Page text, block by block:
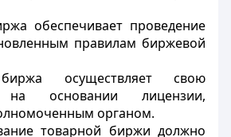
обеспечивает проведение
правилам биржевой
осуществляет свою
на основании лицензии,
органом.
товарной биржи должно